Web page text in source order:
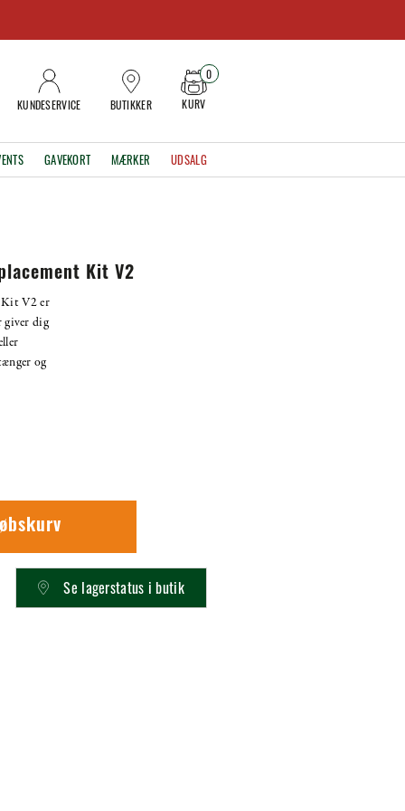
KUNDESERVICE BUTIKKER KURV
0
GAVEKORT MÆRKER UDSALG
Kit V2
Kit V2 er
giver dig
og
Se lagerstatus i butik